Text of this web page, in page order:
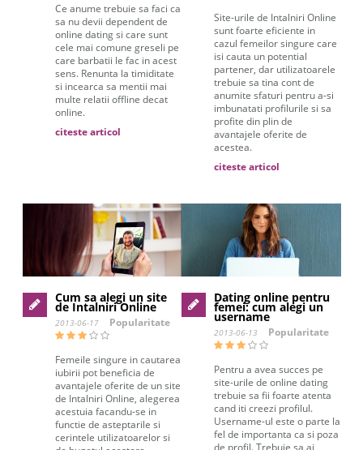
Ce anume trebuie sa faci ca
sa nu devii dependent de
online dating si care sunt
cele mai comune greseli pe
care barbatii le fac in acest
sens. Renunta la timiditate
si incearca sa mentii mai
multe relatii offline decat
online.
citeste articol
Site-urile de Intalniri Online
sunt foarte eficiente in
cazul femeilor singure care
isi cauta un potential
partener, dar utilizatoarele
trebuie sa tina cont de
anumite sfaturi pentru a-si
imbunatati profilurile si sa
profite din plin de
avantajele oferite de
acestea.
citeste articol
Cum sa alegi un site
de Intalniri Online
2013-06-17 Popularitate
Femeile singure in cautarea
iubirii pot beneficia de
avantajele oferite de un site
de Intalniri Online, alegerea
acestuia facandu-se in
functie de asteptarile si
cerintele utilizatoarelor si
Dating online pentru
femei: cum alegi un
username
2013-06-13 Popularitate
Pentru a avea succes pe
site-urile de online dating
trebuie sa fii foarte atenta
cand iti creezi profilul.
Username-ul este o parte la
fel de importanta ca si poza